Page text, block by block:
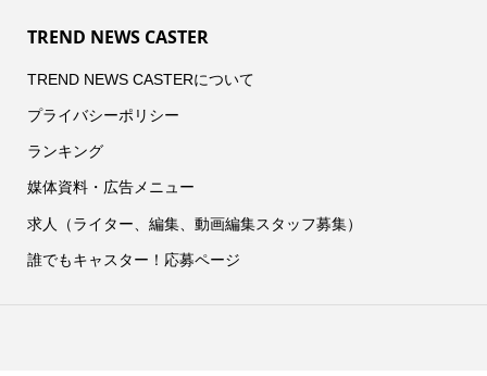
TREND NEWS CASTER
TREND NEWS CASTERについて
プライバシーポリシー
ランキング
媒体資料・広告メニュー
求人（ライター、編集、動画編集スタッフ募集）
誰でもキャスター！応募ページ